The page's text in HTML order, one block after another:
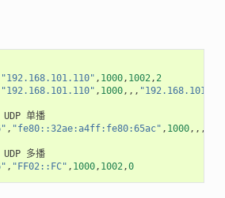
"192.168.101.110" , 1000, 1002,2
"192.168.101.110" , 1000,,,
UDP 单播
, "fe80::32ae:a4ff:fe80:65ac" , 1000,,,
UDP 多播
, "FF02::FC" , 1000, 1002,0